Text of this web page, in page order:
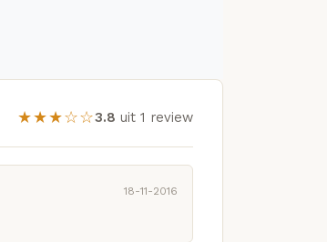
★★★☆☆3.8 uit 1 review
18-11-2016